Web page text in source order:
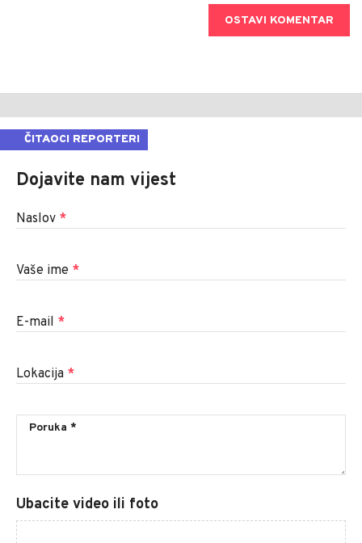
OSTAVI KOMENTAR
ČITAOCI REPORTERI
Dojavite nam vijest
Naslov *
Vaše ime *
E-mail *
Lokacija *
Ubacite video ili foto